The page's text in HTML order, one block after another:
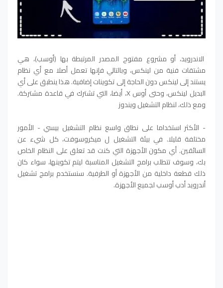
الاندرويد، أو مشروع مفتوح المصدر المرتبطة بها (أوسب)، هي
مشتقات فنية من لينكس، وبالتالي فإنها تعمل أصلا مع أي نظام
يستند إلى لينكس دون الحاجة إلى تكوينات إضافية. هذا ينطبق على أي
البديل لينكس، وحتى أوس X، أيضا، التي تشترك في قاعدة مشتركة.
ومع ذلك، لنظام التشغيل ويندوز
- الأكثر استخداما على نطاق واسع نظام التشغيل بيسي - الأمور
مختلفة قليلا. في بيئة التشغيل ل ميكروسوفت، كل شيء عن
السائقين. أي مكون الأجهزة التي كنت قد تعلق على النظام الخاص
بك، وسوف تتطلب برامج التشغيل المناسبة ليتم تكوينها، سواء كان
ذلك قطعة داخلية من الأجهزة أو الطرفية. سنستخدم برامج تشغيل
أندرويد أدب أوسب لجميع الأجهزة.